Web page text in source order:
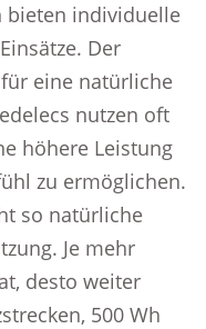
bieten individuelle
Der
eine natürliche
nutzen oft
höhere Leistung
zu ermöglichen.
so natürliche
Je mehr
desto weiter
500 Wh